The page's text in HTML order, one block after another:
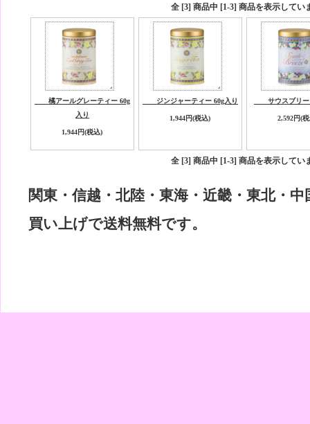
全 [3] 商品中 [1-3] 商品を表示してい
橘アールグレーティー 60g
入り
1,944円(税込)
ジンジャーティー 60g入り
1,944円(税込)
サウスブリー
2,592円(
全 [3] 商品中 [1-3] 商品を表示してい
関東・信越・北陸・東海・近畿・東北・
買い上げで送料無料です。